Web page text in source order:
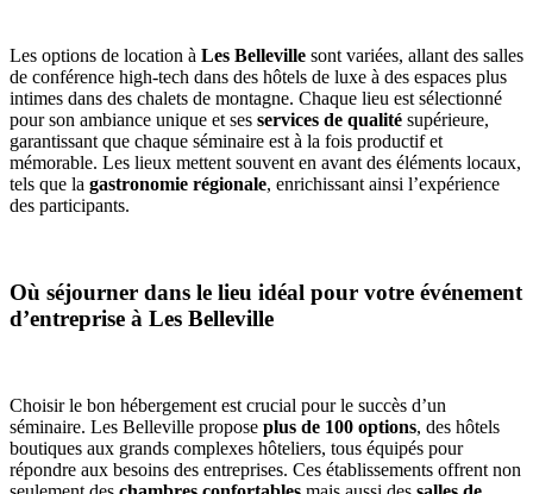
Les options de location à Les Belleville sont variées, allant des salles
de conférence high-tech dans des hôtels de luxe à des espaces plus
intimes dans des chalets de montagne. Chaque lieu est sélectionné
pour son ambiance unique et ses services de qualité supérieure,
garantissant que chaque séminaire est à la fois productif et
mémorable. Les lieux mettent souvent en avant des éléments locaux,
tels que la gastronomie régionale, enrichissant ainsi l’expérience
des participants.
Où séjourner dans le lieu idéal pour votre événement
d’entreprise à Les Belleville
Choisir le bon hébergement est crucial pour le succès d’un
séminaire. Les Belleville propose plus de 100 options, des hôtels
boutiques aux grands complexes hôteliers, tous équipés pour
répondre aux besoins des entreprises. Ces établissements offrent non